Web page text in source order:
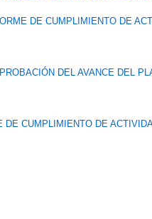
DE CUMPLIMIENTO DE
DEL AVANCE DEL
DE CUMPLIMIENTO DE